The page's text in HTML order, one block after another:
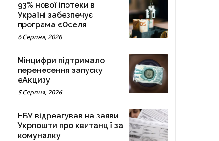
93% нової іпотеки в
Україні забезпечує
програма єОселя
6 Серпня, 2026
Мінцифри підтримало
перенесення запуску
еАкцизу
5 Серпня, 2026
НБУ відреагував на заяви
Укрпошти про квитанції за
комуналку